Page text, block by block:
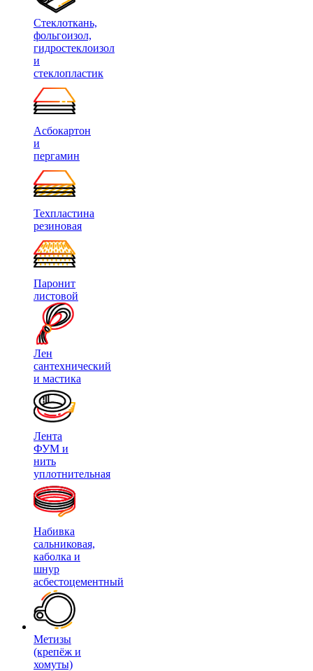
Стеклоткань,
фольгоизол,
гидростеклоизол
и
стеклопластик
Асбокартон
и
пергамин
Техпластина
резиновая
Паронит
листовой
Лен
сантехнический
и мастика
Лента
ФУМ и
нить
уплотнительная
Набивка
сальниковая,
каболка и
шнур
асбестоцементный
Метизы
(крепёж и
хомуты)